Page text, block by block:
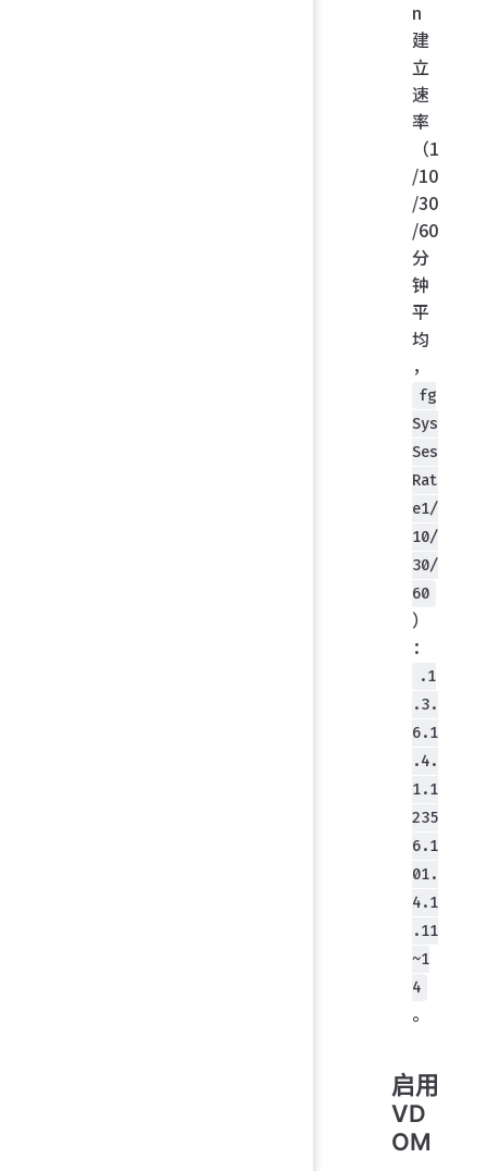
n
建
立
速
率
（1
/10
/30
/60
分
钟
平
均
，
fg
Sys
Ses
Rat
e1/
10/
30/
60
）
：
.1
.3.
6.1
.4.
1.1
235
6.1
01.
4.1
.11
~1
4
。
启用
VD
OM